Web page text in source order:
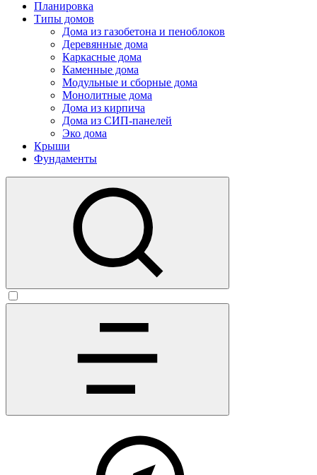
Планировка
Типы домов
Дома из газобетона и пеноблоков
Деревянные дома
Каркасные дома
Каменные дома
Модульные и сборные дома
Монолитные дома
Дома из кирпича
Дома из СИП-панелей
Эко дома
Крыши
Фундаменты